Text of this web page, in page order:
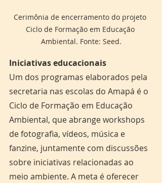
Cerimônia de encerramento do projeto
Ciclo de Formação em Educação
Ambiental. Fonte: Seed.
Iniciativas educacionais
Um dos programas elaborados pela
secretaria nas escolas do Amapá é o
Ciclo de Formação em Educação
Ambiental, que abrange workshops
de fotografia, vídeos, música e
fanzine, juntamente com discussões
sobre iniciativas relacionadas ao
meio ambiente. A meta é oferecer